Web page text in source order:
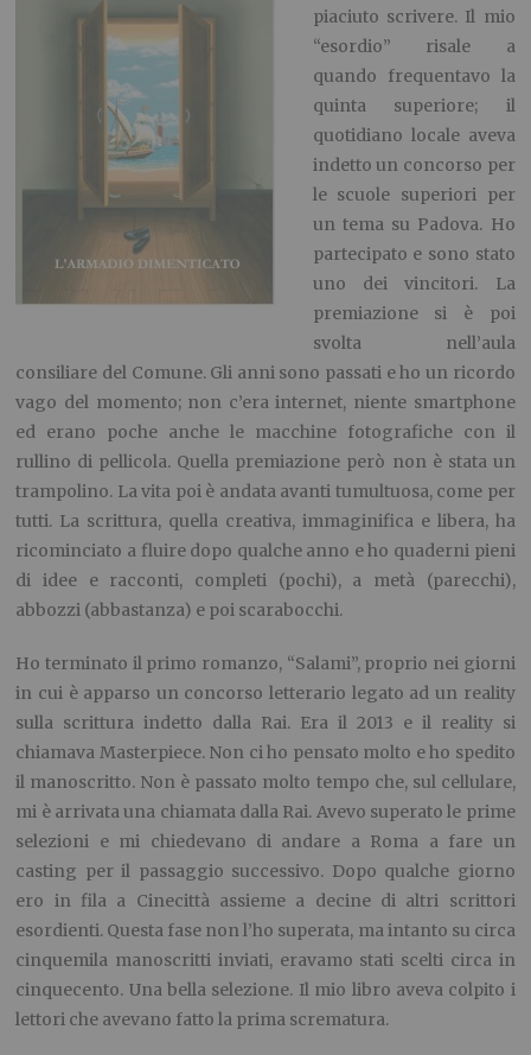
piaciuto scrivere. Il mio
“esordio” risale a
quando frequentavo la
quinta superiore; il
quotidiano locale aveva
indetto un concorso per
le scuole superiori per
un tema su Padova. Ho
partecipato e sono stato
uno dei vincitori. La
premiazione si è poi
svolta nell’aula
consiliare del Comune. Gli anni sono passati e ho un ricordo
vago del momento; non c’era internet, niente smartphone
ed erano poche anche le macchine fotografiche con il
rullino di pellicola. Quella premiazione però non è stata un
trampolino. La vita poi è andata avanti tumultuosa, come per
tutti. La scrittura, quella creativa, immaginifica e libera, ha
ricominciato a fluire dopo qualche anno e ho quaderni pieni
di idee e racconti, completi (pochi), a metà (parecchi),
abbozzi (abbastanza) e poi scarabocchi.
Ho terminato il primo romanzo, “Salami”, proprio nei giorni
in cui è apparso un concorso letterario legato ad un reality
sulla scrittura indetto dalla Rai. Era il 2013 e il reality si
chiamava Masterpiece. Non ci ho pensato molto e ho spedito
il manoscritto. Non è passato molto tempo che, sul cellulare,
mi è arrivata una chiamata dalla Rai. Avevo superato le prime
selezioni e mi chiedevano di andare a Roma a fare un
casting per il passaggio successivo. Dopo qualche giorno
ero in fila a Cinecittà assieme a decine di altri scrittori
esordienti. Questa fase non l’ho superata, ma intanto su circa
cinquemila manoscritti inviati, eravamo stati scelti circa in
cinquecento. Una bella selezione. Il mio libro aveva colpito i
lettori che avevano fatto la prima scrematura.